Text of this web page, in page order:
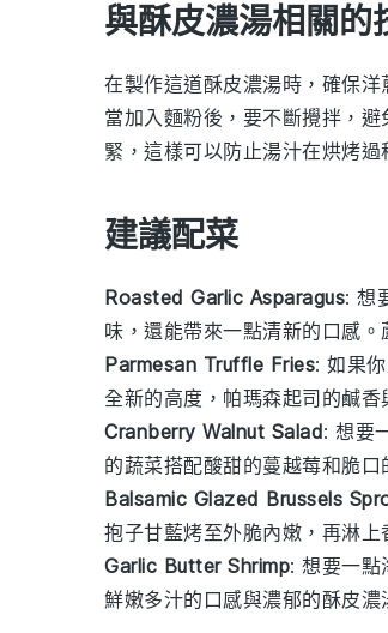
與酥皮濃湯相關的
在製作這道酥皮濃湯時，確保洋
當加入麵粉後，要不斷攪拌，避
緊，這樣可以防止湯汁在烘烤過
建議配菜
Roasted Garlic Asparagus: 想
味，還能帶來一點清新的口感
Parmesan Truffle Fries: 如果
全新的高度，帕瑪森起司的鹹
Cranberry Walnut Salad: 想要
的蔬菜搭配酸甜的蔓越莓和脆口
Balsamic Glazed Brussels
抱子甘藍烤至外脆內嫩，再淋上
Garlic Butter Shrimp: 想要一點
鮮嫩多汁的口感與濃郁的酥皮濃